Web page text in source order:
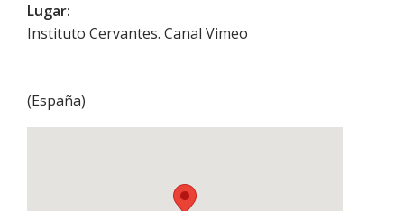
Lugar:
Instituto Cervantes. Canal Vimeo
(España)